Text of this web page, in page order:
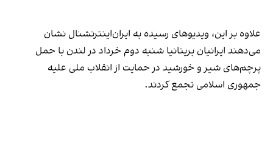
علاوه بر این، ویدیوهای رسیده به ایران‌اینترنشنال نشان
می‌دهند ایرانیان بریتانیا شنبه دوم خرداد در لندن با حمل
پرچم‌های شیر و خورشید در حمایت از انقلاب ملی علیه
جمهوری اسلامی تجمع کردند.